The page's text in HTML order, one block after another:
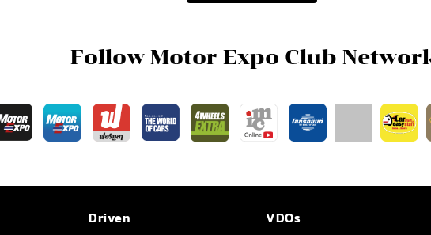
Follow Motor Expo Club
Driven
VDOs